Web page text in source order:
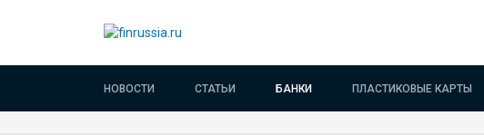
НОВОСТИ СТАТЬИ БАНКИ ПЛАСТИКОВЫЕ КАРТЫ